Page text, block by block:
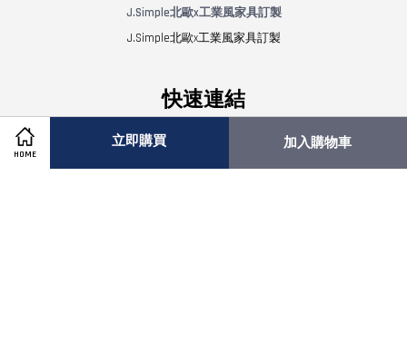
HOME
立即購買 加入購物車
J.Simple北歐x工業風家具訂製
J.Simple北歐x工業風家具訂製
快速連結